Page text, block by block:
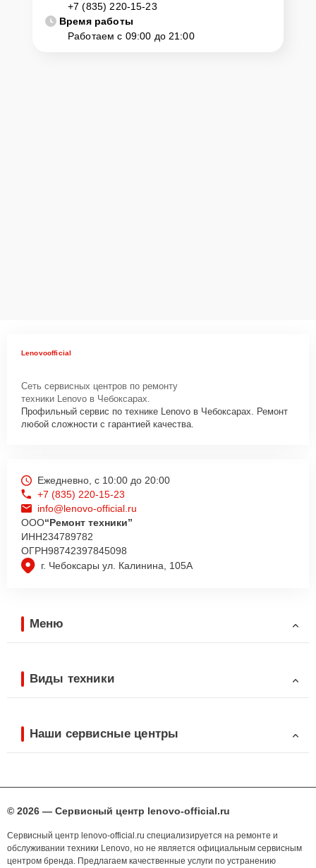
+7 (835) 220-15-23
Время работы
Работаем с 09:00 до 21:00
Lenovoofficial
Сеть сервисных центров по ремонту
техники Lenovo в Чебоксарах.
Профильный сервис по технике Lenovo в Чебоксарах. Ремонт
любой сложности с гарантией качества.
г. Чебоксары ул. Калинина, 105А
Ежедневно, с 10:00 до 20:00
+7 (835) 220-15-23
info@lenovo-official.ru
ООО“Ремонт техники”
ИНН234789782
ОГРН98742397845098
Меню
Виды техники
Наши сервисные центры
© 2026 — Сервисный центр lenovo-official.ru
Сервисный центр lenovo-official.ru специализируется на ремонте и
обслуживании техники Lenovo, но не является официальным сервисным
центром бренда. Предлагаем качественные услуги по устранению